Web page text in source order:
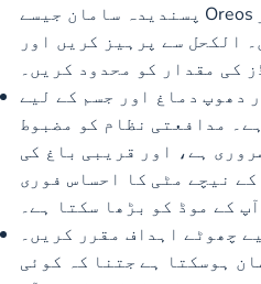
پسندیدہ سامان جیسے Oreos اور macaroni کے ساتھ بھی
الکحل سے پرہیز کریں اور
کی مقدار کو محدود کریں۔
دھوپ دماغ اور جسم کے لیے
مدافعتی نظام کو مضبوط
ہے، اور قریبی باغ کی
نیچے مٹی کا احساس فوری
کے موڈ کو بڑھا سکتا ہے۔
چھوٹے اہداف مقرر کریں۔
ہوسکتا ہے جتنا کہ کوئی